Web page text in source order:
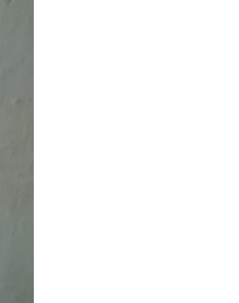
de outros setores e
de
além das
Rural
do MPPE, no dia